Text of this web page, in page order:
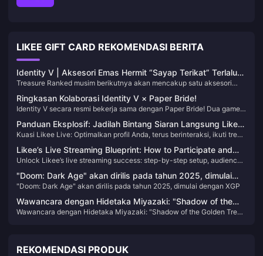
LIKEE GIFT CARD REKOMENDASI BERITA
Identity V | Aksesori Emas Hermit “Sayap Terikat” Terlalu
Memuaskan — Dia Sekarang Pangeran Es!
Treasure Ranked musim berikutnya akan mencakup satu aksesori
emas, dan itu menampilkan efek khusus pada serangan, jejak kaki,
garis koneksi, dan kebangkitan!
Ringkasan Kolaborasi Identity V × Paper Bride!
Identity V secara resmi bekerja sama dengan Paper Bride! Dua game
akan muncul saat mereka bertabrakan?
Panduan Eksplosif: Jadilah Bintang Siaran Langsung Likee
dalam Semalam dengan Teknik Sederhana dan Langsung!
Kuasi Likee Live: Optimalkan profil Anda, terus berinteraksi, ikuti tren,
perlengkapan mewah!
Likee’s Live Streaming Blueprint: How to Participate and
Become a High-Earning Creator
Unlock Likee’s live streaming success: step-by-step setup, audience-
earning creator.
"Doom: Dark Age" akan dirilis pada tahun 2025, dimulai
dengan XGP
"Doom: Dark Age" akan dirilis pada tahun 2025, dimulai dengan XGP
Wawancara dengan Hidetaka Miyazaki: "Shadow of the
Golden Tree" adalah DLC terbesar di masa lalu, dan
Wawancara dengan Hidetaka Miyazaki: "Shadow of the Golden Tree"
REKOMENDASI PRODUK